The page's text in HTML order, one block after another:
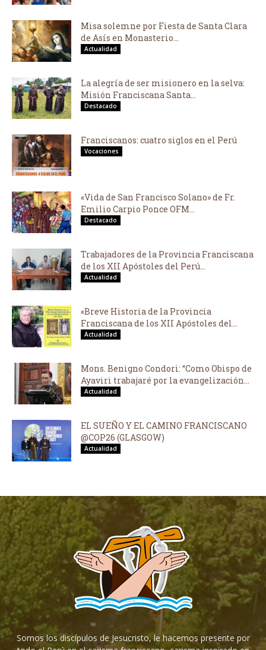
Misa solemne por Fiesta de Santa Clara
de Asís en Monasterio...
Actualidad
La alegría de ser misionero en la selva:
Misión Franciscana Santa...
Destacado
Franciscanos: cuatro siglos en el Perú
Vocaciones
«Vida de San Francisco Solano» de Fr.
Emilio Carpio Ponce OFM...
Destacado
Trabajadores de la Provincia Franciscana
de los XII Apóstoles del Perú...
Actualidad
«Breve Historia de la Provincia
Franciscana de los XII Apóstoles del...
Actualidad
Mons. Benigno Condori: “Como Obispo de
Ayaviri trabajaré por la evangelización...
Actualidad
EL SUEÑO Y EL CAMINO FRANCISCANO
@COP26 (GLASGOW)
Actualidad
Somos los discípulos de Jesucristo, le hacemos presente por